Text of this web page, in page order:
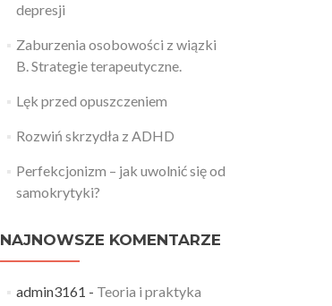
depresji
Zaburzenia osobowości z wiązki
B. Strategie terapeutyczne.
Lęk przed opuszczeniem
Rozwiń skrzydła z ADHD
Perfekcjonizm – jak uwolnić się od
samokrytyki?
NAJNOWSZE KOMENTARZE
admin3161 - Teoria i praktyka